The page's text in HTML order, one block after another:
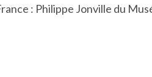
: Philippe Jonville du